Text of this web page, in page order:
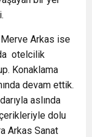
Merve Arkas ise
otelcilik
Konaklama
devam ettik.
aslında
dolu
Arkas Sanat